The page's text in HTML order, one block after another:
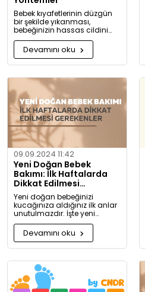
Bebek kıyafetlerinin düzgün
bir şekilde yıkanması,
bebeğinizin hassas cildini
korumak için oldukça
önemlidir. Bu rehberde, bebek
giysilerinizi nasıl ve hangi
koşullarda yıkamanız
bilgiler bulacaksınız.
Devamını oku
09.09.2024 11:42
Yeni Doğan Bebek
Bakımı: İlk Haftalarda
Dikkat Edilmesi
Gerekenler
Yeni doğan bebeğinizi
kucağınıza aldığınız ilk anlar
unutulmazdır. İşte yeni
doğan bebek bakımında
dikkat etmeniz gerekenler:
Devamını oku